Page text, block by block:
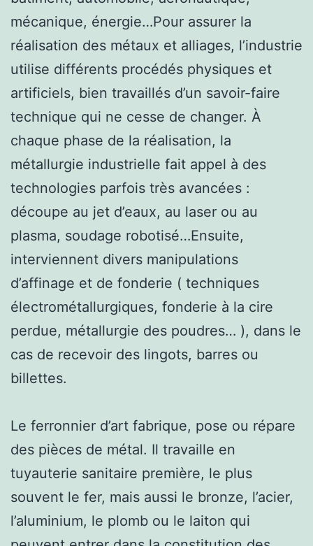
mécanique, énergie…Pour assurer la
réalisation des métaux et alliages, l’industrie
utilise différents procédés physiques et
artificiels, bien travaillés d’un savoir-faire
technique qui ne cesse de changer. À
chaque phase de la réalisation, la
métallurgie industrielle fait appel à des
technologies parfois très avancées :
découpe au jet d’eaux, au laser ou au
plasma, soudage robotisé…Ensuite,
interviennent divers manipulations
d’affinage et de fonderie ( techniques
électrométallurgiques, fonderie à la cire
perdue, métallurgie des poudres… ), dans le
cas de recevoir des lingots, barres ou
billettes.
Le ferronnier d’art fabrique, pose ou répare
des pièces de métal. Il travaille en
tuyauterie sanitaire première, le plus
souvent le fer, mais aussi le bronze, l’acier,
l’aluminium, le plomb ou le laiton qui